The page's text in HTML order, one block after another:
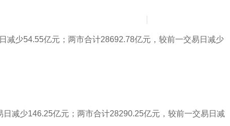
减少54.55亿元；两市合计28692.78亿元，较前一交易日减少
减少146.25亿元；两市合计28290.25亿元，较前一交易日减